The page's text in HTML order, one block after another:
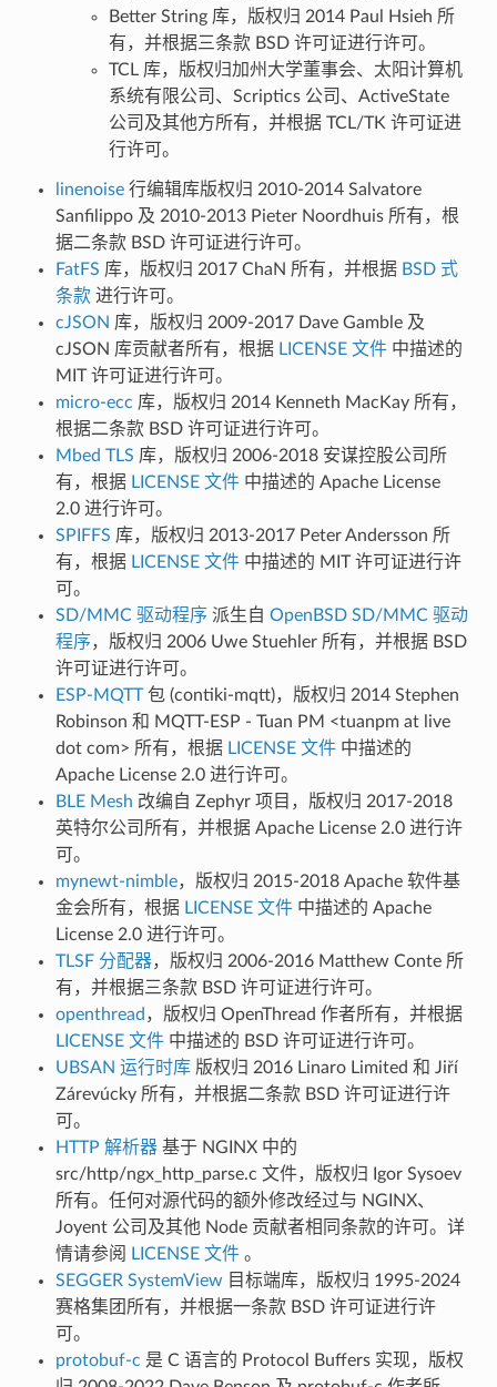
Better String 库，版权归 2014 Paul Hsieh 所
有，并根据三条款 BSD 许可证进行许可。
TCL 库，版权归加州大学董事会、太阳计算机
系统有限公司、Scriptics 公司、ActiveState
公司及其他方所有，并根据 TCL/TK 许可证进
行许可。
linenoise行编辑库版权归 2010-2014 Salvatore
Sanfilippo 及 2010-2013 Pieter Noordhuis 所有，根
据二条款 BSD 许可证进行许可。
FatFS 库，版权归 2017 ChaN 所有，并根据 BSD 式
条款 进行许可。
cJSON 库，版权归 2009-2017 Dave Gamble 及
cJSON 库贡献者所有，根据 LICENSE 文件 中描述的
MIT 许可证进行许可。
micro-ecc 库，版权归 2014 Kenneth MacKay 所有，
根据二条款 BSD 许可证进行许可。
Mbed TLS 库，版权归 2006-2018 安谋控股公司所
有，根据 LICENSE 文件 中描述的 Apache License
2.0 进行许可。
SPIFFS 库，版权归 2013-2017 Peter Andersson 所
有，根据 LICENSE 文件 中描述的 MIT 许可证进行许
可。
SD/MMC 驱动程序 派生自 OpenBSD SD/MMC 驱动
程序，版权归 2006 Uwe Stuehler 所有，并根据 BSD
许可证进行许可。
ESP-MQTT包 (contiki-mqtt)，版权归 2014 Stephen
Robinson 和 MQTT-ESP - Tuan PM <tuanpm at live
dot com> 所有，根据 LICENSE 文件 中描述的
Apache License 2.0 进行许可。
BLE Mesh 改编自 Zephyr 项目，版权归 2017-2018
英特尔公司所有，并根据 Apache License 2.0 进行许
可。
mynewt-nimble，版权归 2015-2018 Apache 软件基
金会所有，根据 LICENSE 文件 中描述的 Apache
License 2.0 进行许可。
TLSF 分配器，版权归 2006-2016 Matthew Conte 所
有，并根据三条款 BSD 许可证进行许可。
openthread ，版权归 OpenThread 作者所有，并根据
LICENSE 文件 中描述的 BSD 许可证进行许可。
UBSAN 运行时库 版权归 2016 Linaro Limited 和 Jiří
Zárevúcky 所有，并根据二条款 BSD 许可证进行许
可。
HTTP 解析器 基于 NGINX 中的
src/http/ngx_http_parse.c 文件，版权归 Igor Sysoev
所有。任何对源代码的额外修改经过与 NGINX、
Joyent 公司及其他 Node 贡献者相同条款的许可。详
情请参阅
LICENSE 文件 。
SEGGER SystemView 目标端库，版权归 1995-2024
赛格集团所有，并根据一条款 BSD 许可证进行许
可。
protobuf-c 是 C 语言的 Protocol Buffers 实现，版权